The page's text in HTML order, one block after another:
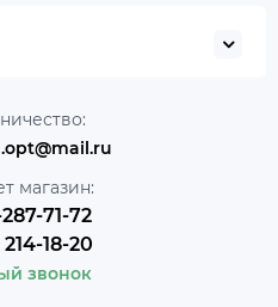
магазин:
71-72
214-18-20
звонок